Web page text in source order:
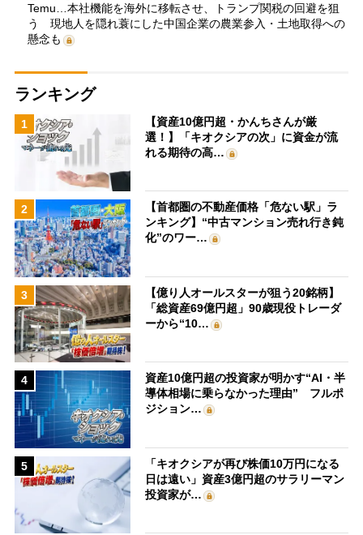
Temu…本社機能を海外に移転させ、トランプ関税の回避を狙
う 現地人を隠れ蓑にした中国企業の農業参入・土地取得への
懸念も
ランキング
1
【資産10億円超・かんちさんが厳
選！】「キオクシアの次」に資金が流
れる期待の高…
2
【首都圏の不動産価格「危ない駅」ラ
ンキング】“中古マンション売れ行き鈍
化”のワー…
3
【億り人オールスターが狙う20銘柄】
「総資産69億円超」90歳現役トレーダ
ーから“10…
4
資産10億円超の投資家が明かす“AI・半
導体相場に乗らなかった理由” フルポ
ジション…
5
「キオクシアが再び株価10万円になる
日は遠い」資産3億円超のサラリーマン
投資家が…